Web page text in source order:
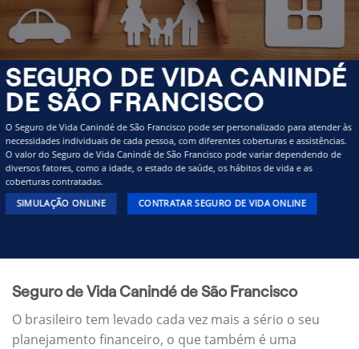
SEGURO DE VIDA CANINDÉ
DE SÃO FRANCISCO
O Seguro de Vida Canindé de São Francisco pode ser personalizado para atender às
necessidades individuais de cada pessoa, com diferentes coberturas e assistências.
O valor do Seguro de Vida Canindé de São Francisco pode variar dependendo de
diversos fatores, como a idade, o estado de saúde, os hábitos de vida e as
coberturas contratadas.
SIMULAÇÃO ONLINE CONTRATAR SEGURO DE VIDA ONLINE
Seguro de Vida Canindé de São Francisco
O brasileiro tem levado cada vez mais a sério o seu
planejamento financeiro, o que também é uma